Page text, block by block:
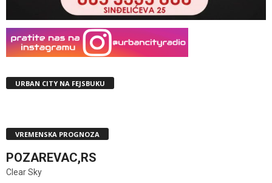
URBAN CITY NA FEJSBUKU
VREMENSKA PROGNOZA
POZAREVAC,RS
Clear Sky